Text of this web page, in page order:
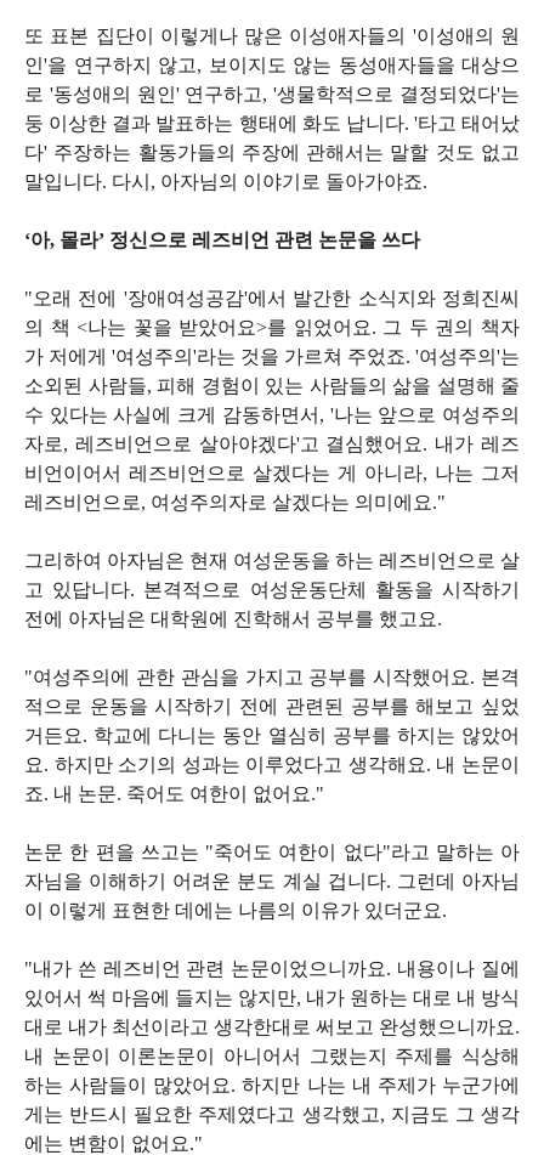
또 표본 집단이 이렇게나 많은 이성애자들의 '이성애의 원
인'을 연구하지 않고, 보이지도 않는 동성애자들을 대상으
로 '동성애의 원인' 연구하고, '생물학적으로 결정되었다'는
둥 이상한 결과 발표하는 행태에 화도 납니다. '타고 태어났
다' 주장하는 활동가들의 주장에 관해서는 말할 것도 없고
말입니다. 다시, 아자님의 이야기로 돌아가야죠.
‘아, 몰라’ 정신으로 레즈비언 관련 논문을 쓰다
"오래 전에 '장애여성공감'에서 발간한 소식지와 정희진씨
의 책 <나는 꽃을 받았어요>를 읽었어요. 그 두 권의 책자
가 저에게 '여성주의'라는 것을 가르쳐 주었죠. '여성주의'는
소외된 사람들, 피해 경험이 있는 사람들의 삶을 설명해 줄
수 있다는 사실에 크게 감동하면서, '나는 앞으로 여성주의
자로, 레즈비언으로 살아야겠다'고 결심했어요. 내가 레즈
비언이어서 레즈비언으로 살겠다는 게 아니라, 나는 그저
레즈비언으로, 여성주의자로 살겠다는 의미에요."
그리하여 아자님은 현재 여성운동을 하는 레즈비언으로 살
고 있답니다. 본격적으로 여성운동단체 활동을 시작하기
전에 아자님은 대학원에 진학해서 공부를 했고요.
"여성주의에 관한 관심을 가지고 공부를 시작했어요. 본격
적으로 운동을 시작하기 전에 관련된 공부를 해보고 싶었
거든요. 학교에 다니는 동안 열심히 공부를 하지는 않았어
요. 하지만 소기의 성과는 이루었다고 생각해요. 내 논문이
죠. 내 논문. 죽어도 여한이 없어요."
논문 한 편을 쓰고는 "죽어도 여한이 없다"라고 말하는 아
자님을 이해하기 어려운 분도 계실 겁니다. 그런데 아자님
이 이렇게 표현한 데에는 나름의 이유가 있더군요.
"내가 쓴 레즈비언 관련 논문이었으니까요. 내용이나 질에
있어서 썩 마음에 들지는 않지만, 내가 원하는 대로 내 방식
대로 내가 최선이라고 생각한대로 써보고 완성했으니까요.
내 논문이 이론논문이 아니어서 그랬는지 주제를 식상해
하는 사람들이 많았어요. 하지만 나는 내 주제가 누군가에
게는 반드시 필요한 주제였다고 생각했고, 지금도 그 생각
에는 변함이 없어요."